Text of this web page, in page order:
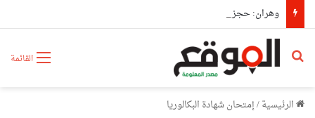
القائمة بحث عن
الرئيسية/إمتحان شهادة البكالوريا